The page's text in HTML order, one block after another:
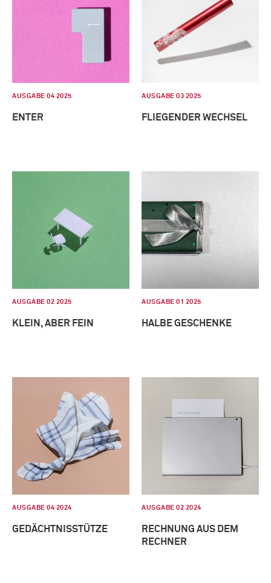
AUSGABE 04 2025
ENTER
AUSGABE 03 2025
FLIEGENDER WECHSEL
AUSGABE 02 2025
KLEIN, ABER FEIN
AUSGABE 01 2025
HALBE GESCHENKE
AUSGABE 04 2024
GEDÄCHTNISSTÜTZE
AUSGABE 02 2024
RECHNUNG AUS DEM
RECHNER